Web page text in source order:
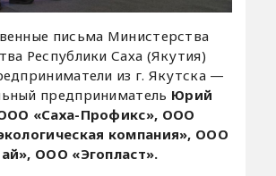
письма Министерства
Республики Саха (Якутия)
из г. Якутска —
предприниматель Юрий
«Саха-Профикс», ООО
компания», ООО
ООО «Эгопласт».